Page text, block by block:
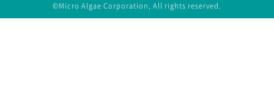
©Micro Algae Corporation, All rights reserved.